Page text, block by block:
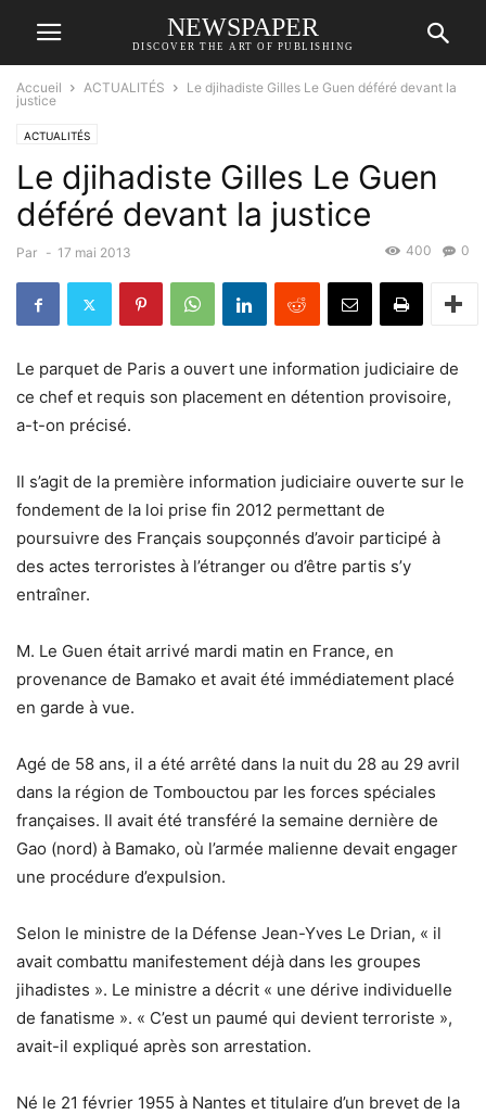
NEWSPAPER
DISCOVER THE ART OF PUBLISHING
Accueil ACTUALITÉS
Le djihadiste Gilles Le Guen déféré devant la
justice
ACTUALITÉS
Le djihadiste Gilles Le Guen
déféré devant la justice
Par - 17 mai 2013 0
400
Le parquet de Paris a ouvert une information judiciaire de
ce chef et requis son placement en détention provisoire,
a-t-on précisé.
Il s’agit de la première information judiciaire ouverte sur le
fondement de la loi prise fin 2012 permettant de
poursuivre des Français soupçonnés d’avoir participé à
des actes terroristes à l’étranger ou d’être partis s’y
entraîner.
M. Le Guen était arrivé mardi matin en France, en
provenance de Bamako et avait été immédiatement placé
en garde à vue.
Agé de 58 ans, il a été arrêté dans la nuit du 28 au 29 avril
dans la région de Tombouctou par les forces spéciales
françaises. Il avait été transféré la semaine dernière de
Gao (nord) à Bamako, où l’armée malienne devait engager
une procédure d’expulsion.
Selon le ministre de la Défense Jean-Yves Le Drian, « il
avait combattu manifestement déjà dans les groupes
jihadistes ». Le ministre a décrit « une dérive individuelle
de fanatisme ». « C’est un paumé qui devient terroriste »,
avait-il expliqué après son arrestation.
Né le 21 février 1955 à Nantes et titulaire d’un brevet de la